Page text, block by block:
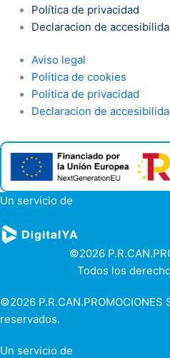
Política de privacidad
Declaracion de
Aviso legal
Política de cookies
Política de privacidad
Declaracion de
Un servicio de
©2026
Todos los
©2026
reservados.
Un servicio de